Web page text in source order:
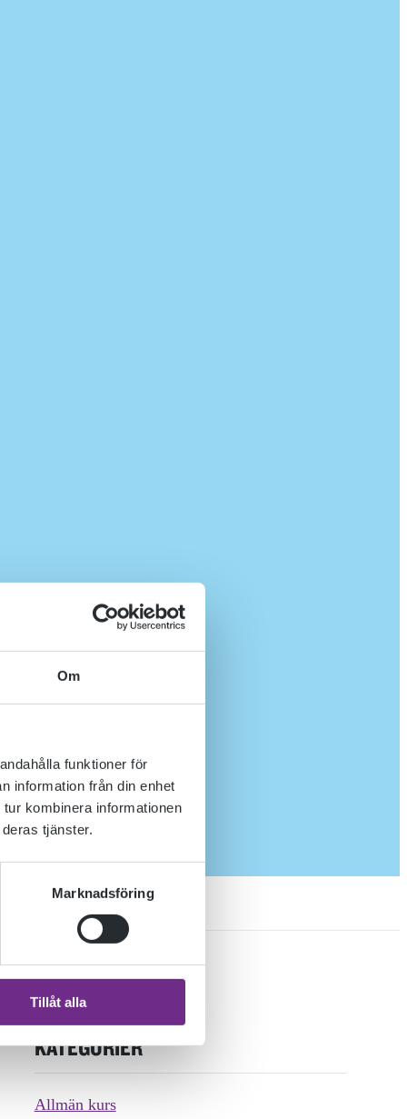
Om
funktioner för
information från din enhet
kombinera informationen
tjänster.
Marknadsföring
Tillåt alla
KATEGORIER
Allmän kurs